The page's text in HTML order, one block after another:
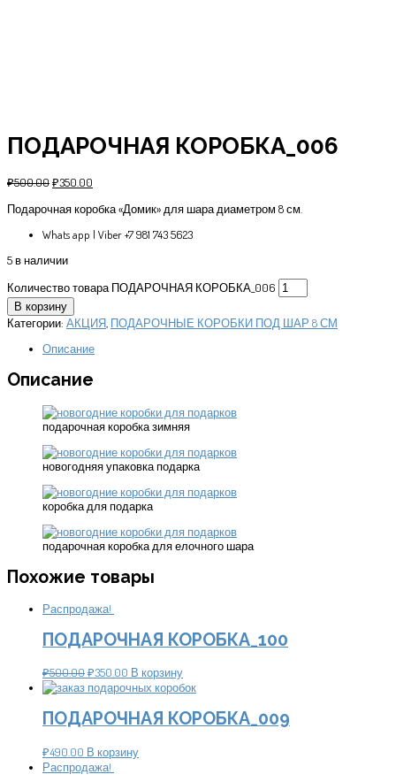
ПОДАРОЧНАЯ КОРОБКА_006
₽500.00₽350.00
Подарочная коробка «Домик» для шара диаметром 8 см.
Whats app | Viber +7 981 743 5623
5 в наличии
Количество товара ПОДАРОЧНАЯ КОРОБКА_006
В корзину
Категории: АКЦИЯ, ПОДАРОЧНЫЕ КОРОБКИ ПОД ШАР 8 СМ
Описание
Описание
подарочная коробка зимняя
новогодняя упаковка подарка
коробка для подарка
подарочная коробка для елочного шара
Похожие товары
Распродажа!
ПОДАРОЧНАЯ КОРОБКА_100
₽500.00₽350.00 В корзину
ПОДАРОЧНАЯ КОРОБКА_009
₽490.00 В корзину
Распродажа!